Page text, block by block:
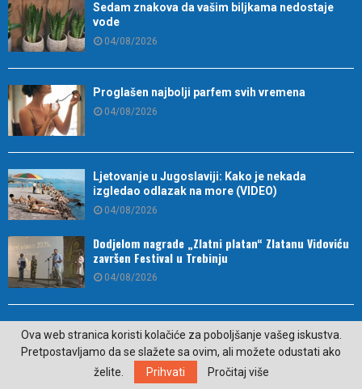
Sedam znakova da vašim biljkama nedostaje
vode
04/08/2026
Proglašen najbolji parfem svih vremena
04/08/2026
Ljetovanje u Jugoslaviji: Kako je nekada
izgledao odlazak na more (VIDEO)
04/08/2026
Dodjelom nagrade „Zlatni platan“ Zlatanu Vidoviću
završen Festival u Trebinju
04/08/2026
Međunarodni muzički festival od 5. do 13. avgusta
u Trebinju (VIDEO)
04/08/2026
Ova web stranica koristi kolačiće za poboljšanje vašeg iskustva.
Pretpostavljamo da se slažete sa ovim, ali možete odustati ako
želite.
Prihvati Pročitaj više